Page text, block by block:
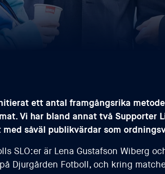
ett antal framgångsrika
Vi har bland annat två Supporter
såväl publikvärdar som
SLO:er är Lena Gustafson Wiberg
Djurgården Fotboll, och kring